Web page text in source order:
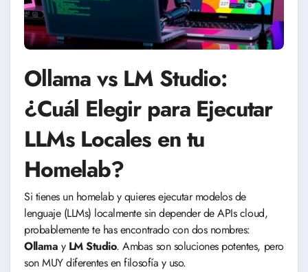
Ollama vs LM Studio:
¿Cuál Elegir para Ejecutar
LLMs Locales en tu
Homelab?
Si tienes un homelab y quieres ejecutar modelos de
lenguaje (LLMs) localmente sin depender de APIs cloud,
probablemente te has encontrado con dos nombres:
Ollama y LM Studio. Ambas son soluciones potentes, pero
son MUY diferentes en filosofía y uso.